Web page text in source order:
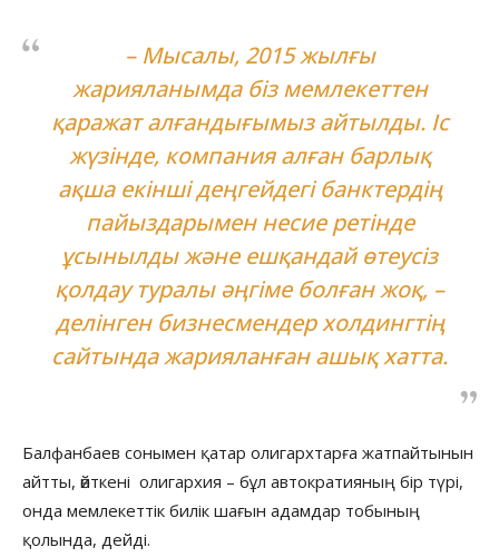
– Мысалы, 2015 жылғы
жарияланымда біз мемлекеттен
қаражат алғандығымыз айтылды. Іс
жүзінде, компания алған барлық
ақша екінші деңгейдегі банктердің
пайыздарымен несие ретінде
ұсынылды және ешқандай өтеусіз
қолдау туралы әңгіме болған жоқ, –
делінген бизнесмендер холдингтің
сайтында жарияланған ашық хатта.
Балфанбаев сонымен қатар олигархтарға жатпайтынын
айтты, өйткені олигархия – бұл автократияның бір түрі,
онда мемлекеттік билік шағын адамдар тобының
қолында, дейді.